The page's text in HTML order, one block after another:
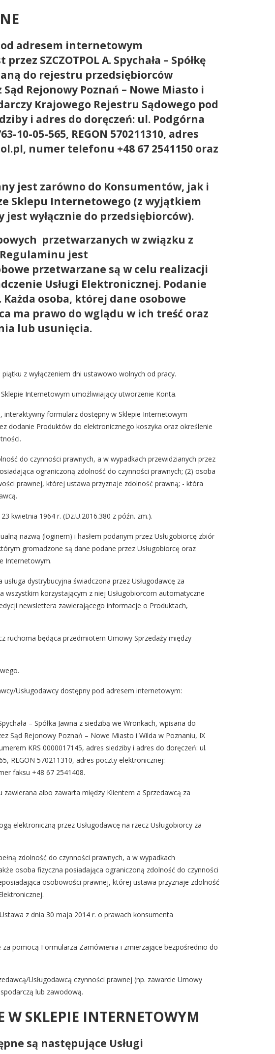
adresem internetowym
SZCZOTPOL A. Spychała – Spółkę
do rejestru przedsiębiorców
Rejonowy Poznań – Nowe Miasto i
Krajowego Rejestru Sądowego pod
i adres do doręczeń: ul. Podgórna
10-05-565, REGON 570211310, adres
numer telefonu +48 67 2541150 oraz
jest zarówno do Konsumentów, jak i
Sklepu Internetowego (z wyjątkiem
wyłącznie do przedsiębiorców).
przetwarzanych w związku z
jest
przetwarzane są w celu realizacji
Usługi Elektronicznej. Podanie
osoba, której dane osobowe
ma prawo do wglądu w ich treść oraz
lub usunięcia.
z wyłączeniem dni ustawowo wolnych od pracy.
Internetowym umożliwiający utworzenie Konta.
formularz dostępny w Sklepie Internetowym
dodanie Produktów do elektronicznego koszyka oraz określenie
do czynności prawnych, a w wypadkach przewidzianych przez
ograniczoną zdolność do czynności prawnych; (2) osoba
prawnej, której ustawa przyznaje zdolność prawną; - która
kwietnia 1964 r. (Dz.U.2016.380 z późn. zm.).
nazwą (loginem) i hasłem podanym przez Usługobiorcę zbiór
gromadzone są dane podane przez Usługobiorcę oraz
Internetowym.
dystrybucyjna świadczona przez Usługodawcę za
korzystającym z niej Usługobiorcom automatyczne
newslettera zawierającego informacje o Produktach,
będąca przedmiotem Umowy Sprzedaży między
Usługodawcy dostępny pod adresem internetowym:
– Spółka Jawna z siedzibą we Wronkach, wpisana do
Sąd Rejonowy Poznań – Nowe Miasto i Wilda w Poznaniu, IX
KRS 0000017145, adres siedziby i adres do doręczeń: ul.
REGON 570211310, adres poczty elektronicznej:
faksu +48 67 2541408.
albo zawarta między Klientem a Sprzedawcą za
elektroniczną przez Usługodawcę na rzecz Usługobiorcy za
zdolność do czynności prawnych, a w wypadkach
osoba fizyczna posiadająca ograniczoną zdolność do czynności
osobowości prawnej, której ustawa przyznaje zdolność
z dnia 30 maja 2014 r. o prawach konsumenta
pomocą Formularza Zamówienia i zmierzające bezpośrednio do
Usługodawcą czynności prawnej (np. zawarcie Umowy
lub zawodową.
SKLEPIE INTERNETOWYM
są następujące Usługi